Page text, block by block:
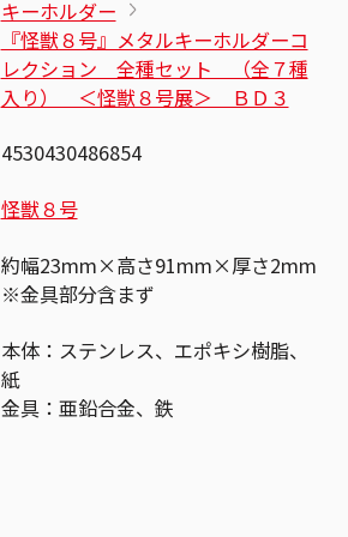
キーホルダー
『怪獣８号』メタルキーホルダーコ
レクション 全種セット （全７種
入り） ＜怪獣８号展＞ ＢＤ３
4530430486854
怪獣８号
約幅23mm×高さ91mm×厚さ2mm
※金具部分含まず
本体：ステンレス、エポキシ樹脂、
紙
金具：亜鉛合金、鉄